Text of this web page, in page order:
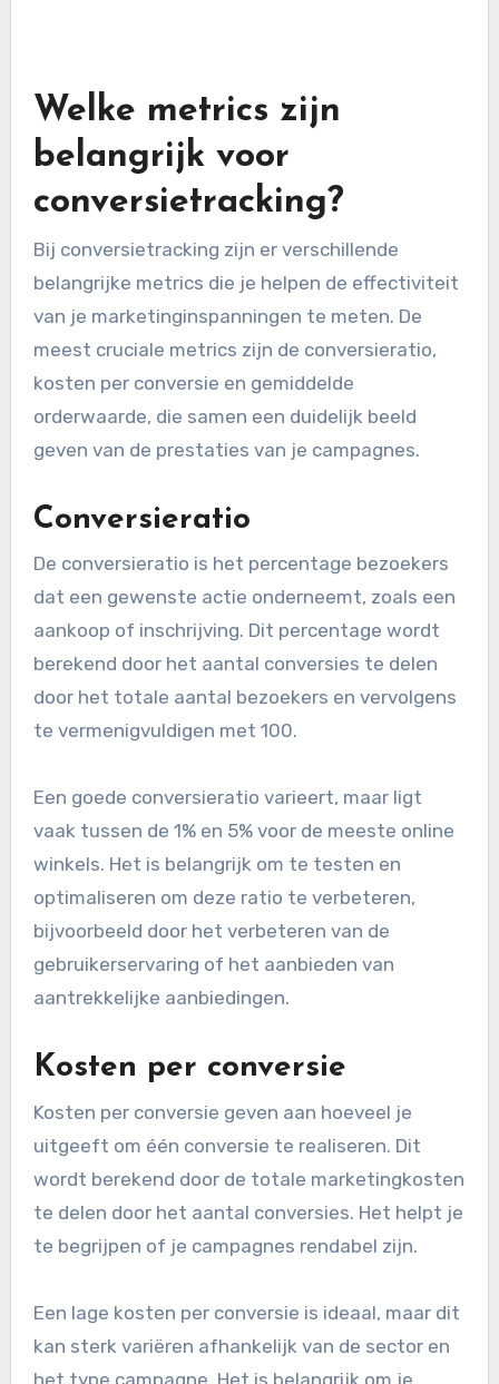
Welke metrics zijn
belangrijk voor
conversietracking?
Bij conversietracking zijn er verschillende
van je marketinginspanningen te meten. De
kosten per conversie en gemiddelde
orderwaarde, die samen een duidelijk beeld
geven van de prestaties van je campagnes.
Conversieratio
dat een gewenste actie onderneemt, zoals een
aankoop of inschrijving. Dit percentage wordt
berekend door het aantal conversies te delen
door het totale aantal bezoekers en vervolgens
te vermenigvuldigen met 100.
Een goede conversieratio varieert, maar ligt
winkels. Het is belangrijk om te testen en
bijvoorbeeld door het verbeteren van de
gebruikerservaring of het aanbieden van
aantrekkelijke aanbiedingen.
Kosten per conversie
Kosten per conversie geven aan hoeveel je
uitgeeft om één conversie te realiseren. Dit
wordt berekend door de totale marketingkosten